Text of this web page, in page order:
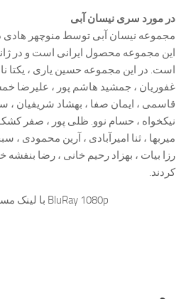
در مورد سری نیسان آبی
این مجموعه محصول ایرانی است و در
است. در این مجموعه حسین یاری ، یکتا
غفوریان ، جمشید هاشم پور ، علیرضا
قاسمی ، ایمان صفا ، بهشاد شریفیان ،
نیکخواه ، حسام نوو. ظلی پور ، صفر
میربها ، ثنا امیرآبادی ، آرین محمودی ،
رزا بیات ، بهزاد رحیم خانی ، رضا بنفشه
کردند.
BluRay 1080p با لینک مستقیمبه زودی